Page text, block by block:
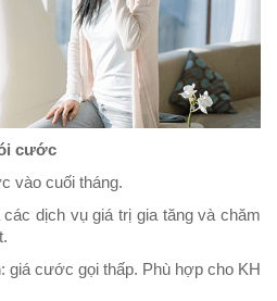
cước
vào cuối tháng.
dịch vụ giá trị gia tăng và chăm
giá cước gọi thấp. Phù hợp cho KH